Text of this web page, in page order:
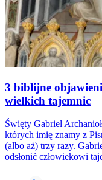
3 biblijne
wielkich tajemnic
Święty Gabriel
których imię znamy z
(albo aż) trzy razy.
odsłonić człowiekowi